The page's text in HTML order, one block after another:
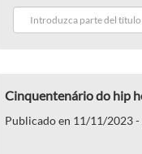
Cinquentenário do hip
Publicado en 11/11/2023